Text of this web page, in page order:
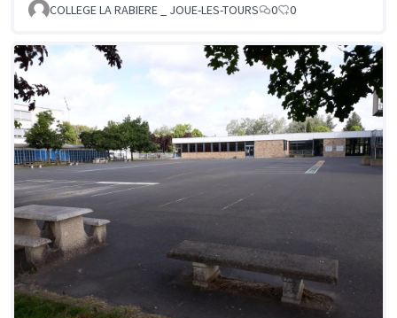
COLLEGE LA RABIERE _ JOUE-LES-TOURS
0 0